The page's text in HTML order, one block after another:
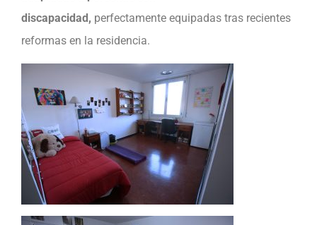
discapacidad, perfectamente equipadas tras recientes
reformas en la residencia.